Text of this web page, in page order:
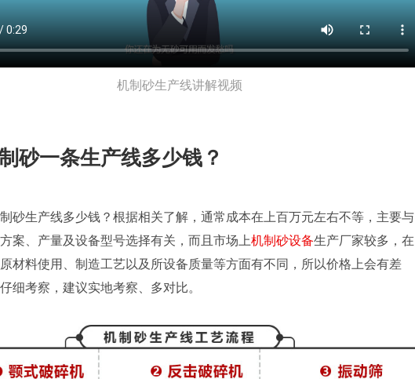
机制砂生产线讲解视频
砂一条生产线多少钱？
砂生产线多少钱？根据相关了解，通常成本在上百万元左右不等，主要与
案、产量及设备型号选择有关，而且市场上机制砂设备生产厂家较多，在
材料使用、制造工艺以及所设备质量等方面有不同，所以价格上会有差
细考察，建议实地考察、多对比。